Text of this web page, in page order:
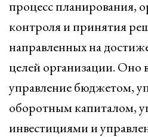
процесс планирования,
контроля и принятия
направленных на
целей организации. Оно
управление бюджетом,
оборотным капиталом,
инвестициями и